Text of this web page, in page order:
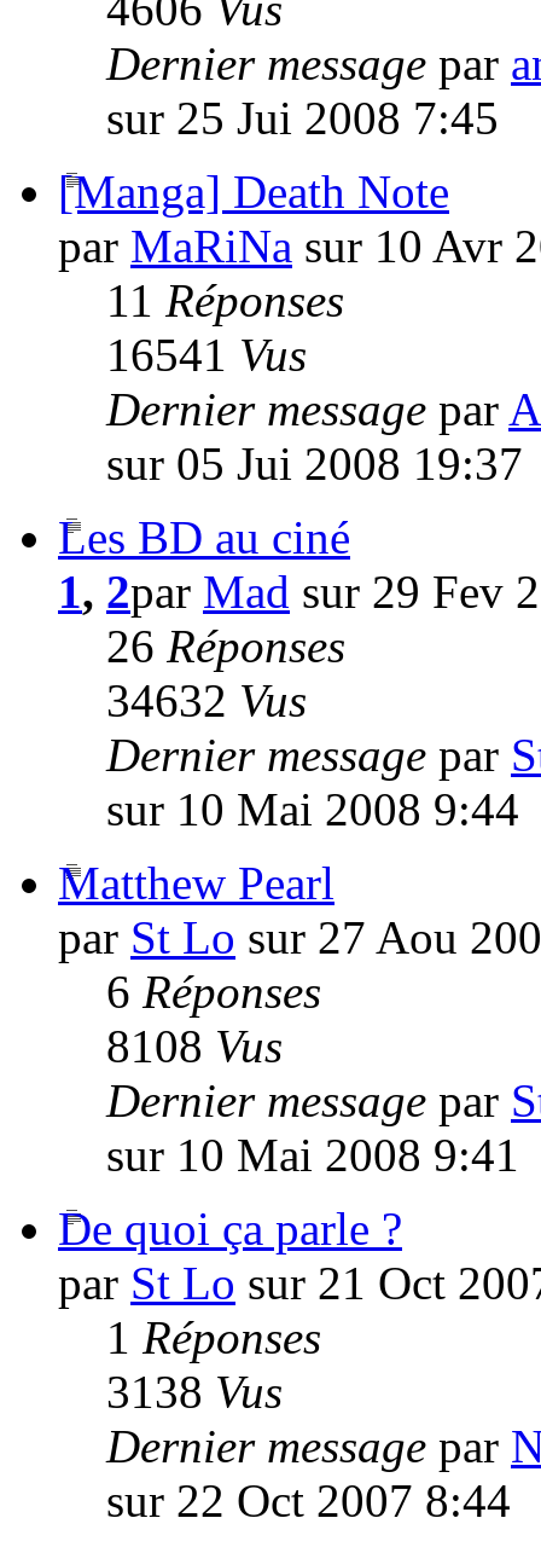
Dernier message par
sur 25 Jui 2008 7:45
[Manga] Death Note
par MaRiNa sur 10 Avr
11 Réponses
16541 Vus
Dernier message par
sur 05 Jui 2008 19:37
Les BD au ciné
1, 2par Mad sur 29 Fev
26 Réponses
34632 Vus
Dernier message par
sur 10 Mai 2008 9:44
Matthew Pearl
par St Lo sur 27 Aou
6 Réponses
8108 Vus
Dernier message par
sur 10 Mai 2008 9:41
De quoi ça parle ?
par St Lo sur 21 Oct
1 Réponses
3138 Vus
Dernier message par
sur 22 Oct 2007 8:44